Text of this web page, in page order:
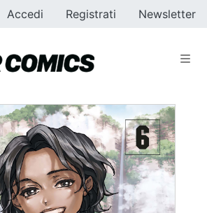
Accedi Registrati Newsletter